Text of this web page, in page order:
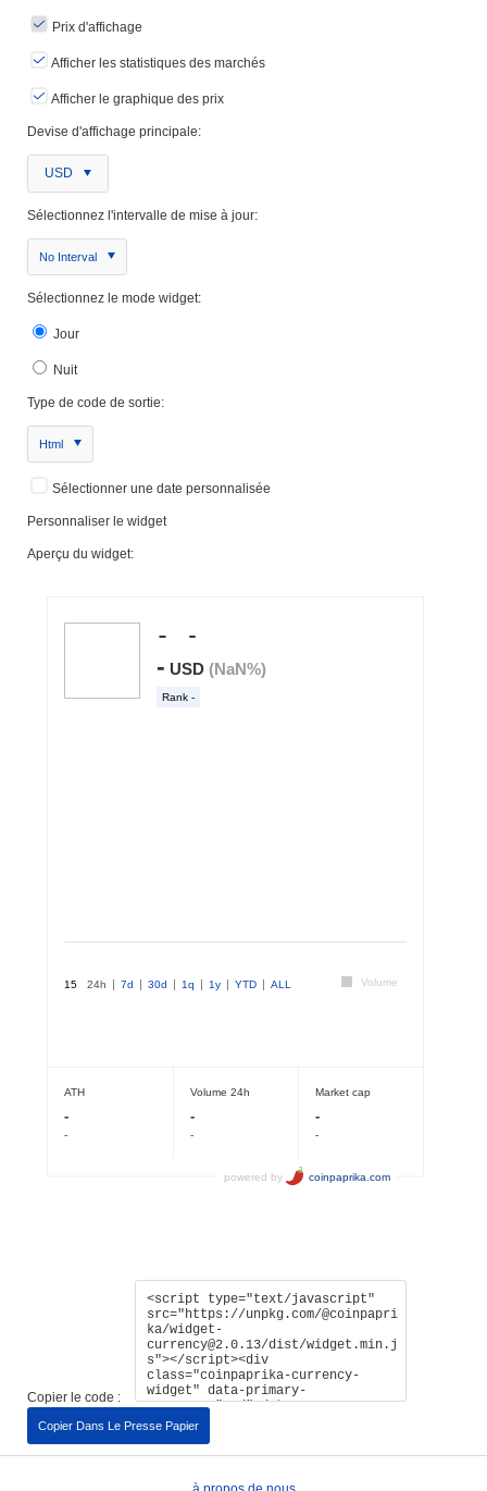
Prix ​​d'affichage
Afficher les statistiques des marchés
Afficher le graphique des prix
Devise d'affichage principale:
USD
Sélectionnez l'intervalle de mise à jour:
No Interval
Sélectionnez le mode widget:
Jour
Nuit
Type de code de sortie:
Html
Sélectionner une date personnalisée
Personnaliser le widget
Aperçu du widget:
Copier le code :
Copier Dans Le Presse Papier